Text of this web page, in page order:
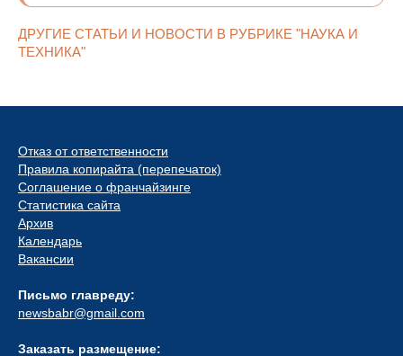
ДРУГИЕ СТАТЬИ И НОВОСТИ В РУБРИКЕ "НАУКА И
ТЕХНИКА"
Отказ от ответственности
Правила копирайта (перепечаток)
Соглашение о франчайзинге
Статистика сайта
Архив
Календарь
Вакансии
Письмо главреду:
newsbabr@gmail.com
Заказать размещение: